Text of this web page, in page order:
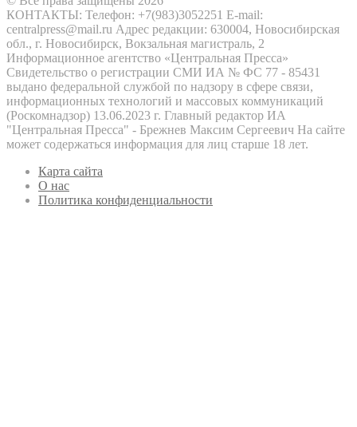
КОНТАКТЫ: Телефон: +7(983)3052251 E-mail:
centralpress@mail.ru Адрес редакции: 630004, Новосибирская
обл., г. Новосибирск, Вокзальная магистраль, 2
Информационное агентство «Центральная Пресса»
Свидетельство о регистрации СМИ ИА № ФС 77 - 85431
выдано федеральной службой по надзору в сфере связи,
информационных технологий и массовых коммуникаций
(Роскомнадзор) 13.06.2023 г. Главный редактор ИА
"Центральная Пресса" - Брежнев Максим Сергеевич На сайте
может содержаться информация для лиц старше 18 лет.
Карта сайта
О нас
Политика конфиденциальности